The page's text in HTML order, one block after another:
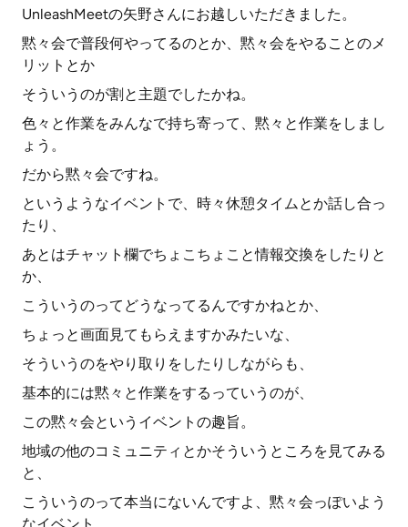
UnleashMeetの矢野さんにお越しいただきました。
黙々会で普段何やってるのとか、黙々会をやることのメ
リットとか
そういうのが割と主題でしたかね。
色々と作業をみんなで持ち寄って、黙々と作業をしまし
ょう。
だから黙々会ですね。
というようなイベントで、時々休憩タイムとか話し合っ
たり、
あとはチャット欄でちょこちょこと情報交換をしたりと
か、
こういうのってどうなってるんですかねとか、
ちょっと画面見てもらえますかみたいな、
そういうのをやり取りをしたりしながらも、
基本的には黙々と作業をするっていうのが、
この黙々会というイベントの趣旨。
地域の他のコミュニティとかそういうところを見てみる
と、
こういうのって本当にないんですよ、黙々会っぽいよう